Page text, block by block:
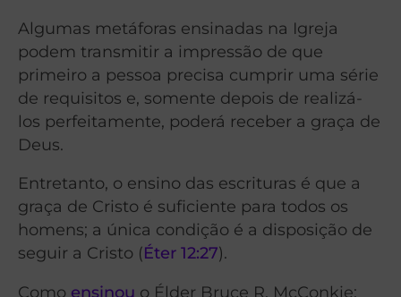
Algumas metáforas ensinadas na Igreja
podem transmitir a impressão de que
primeiro a pessoa precisa cumprir uma série
de requisitos e, somente depois de realizá-
los perfeitamente, poderá receber a graça de
Deus.
Entretanto, o ensino das escrituras é que a
graça de Cristo é suficiente para todos os
homens; a única condição é a disposição de
seguir a Cristo (Éter 12:27).
Como ensinou o Élder Bruce R. McConkie: